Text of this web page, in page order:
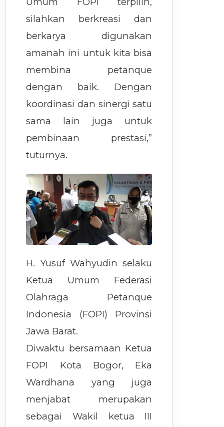
silahkan berkreasi dan
berkarya digunakan
amanah ini untuk kita bisa
membina petanque
dengan baik. Dengan
koordinasi dan sinergi satu
sama lain juga untuk
pembinaan prestasi,”
tuturnya.
H. Yusuf Wahyudin selaku
Ketua Umum Federasi
Olahraga Petanque
Indonesia (FOPI) Provinsi
Jawa Barat.
Diwaktu bersamaan Ketua
FOPI Kota Bogor, Eka
Wardhana yang juga
menjabat merupakan
sebagai Wakil ketua III